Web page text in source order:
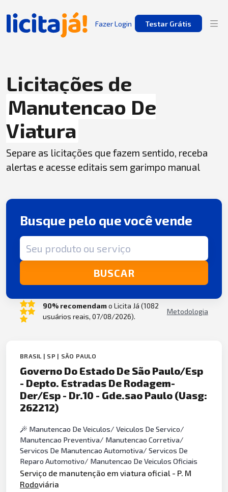
Fazer Login Testar Grátis
Licitações de
Manutencao De
Viatura
Separe as licitações que fazem sentido, receba
alertas e acesse editais sem garimpo manual
Busque pelo que você vende
Termo de busca
BUSCAR
90% recomendamo Licita Já (1082
usuários reais, 07/08/2026).
Metodologia
BRASIL | SP | SÃO PAULO
Governo Do Estado De São Paulo/Esp
- Depto. Estradas De Rodagem-
Der/Esp - Dr.10 - Gde.sao Paulo (Uasg:
262212)
Manutencao De Veiculos/ Veiculos De Servico/
Manutencao Preventiva/ Manutencao Corretiva/
Servicos De Manutencao Automotiva/ Servicos De
Reparo Automotivo/ Manutencao De Veiculos Oficiais
Serviço de manutenção em viatura oficial - P. M
Rodoviária